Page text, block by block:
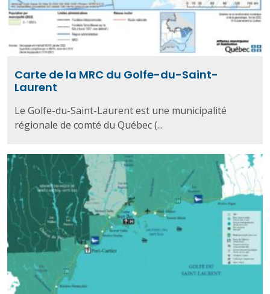
Carte de la MRC du Golfe-du-Saint-
Laurent
Le Golfe-du-Saint-Laurent est une municipalité
régionale de comté du Québec (...